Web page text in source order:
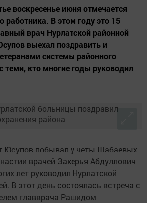
воскресенье июня отмечается
работника. В этом году это 15
врач Нурлатской районной
выехал поздравить и
системы районного
теми, кто многие годы руководил
Юсупов побывал у четы Шабаевых.
врачей Закерья Абдуллович
лет руководил Нурлатской
В этот день состоялась встреча с
главврача Рашидом